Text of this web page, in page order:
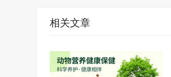
相关文章